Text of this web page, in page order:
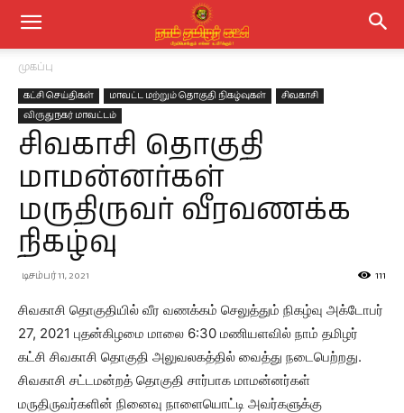
முகப்பு
கட்சி செய்திகள் மாவட்ட மற்றும் தொகுதி நிகழ்வுகள்
சிவகாசி
விருதுநகர் மாவட்டம்
சிவகாசி தொகுதி
மாமன்னர்கள்
மருதிருவர் வீரவணக்க
நிகழ்வு
டிசம்பர் 11, 2021 111
சிவகாசி தொகுதியில் வீர வணக்கம் செலுத்தும் நிகழ்வு அக்டோபர்
27, 2021 புதன்கிழமை மாலை 6:30 மணியளவில் நாம் தமிழர்
கட்சி சிவகாசி தொகுதி அலுவலகத்தில் வைத்து நடைபெற்றது.
சிவகாசி சட்டமன்றத் தொகுதி சார்பாக மாமன்னர்கள்
மருதிருவர்களின் நினைவு நாளையொட்டி அவர்களுக்கு